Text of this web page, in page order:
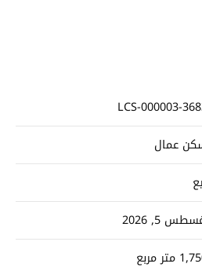
LCS-000003-
عمال
5, 2026
متر مربع